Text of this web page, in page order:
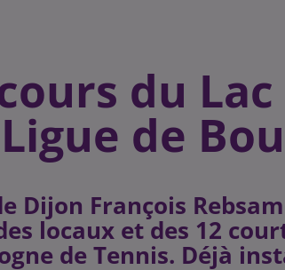
du
de
Dijon François
locaux et des 12
de Tennis. Déjà